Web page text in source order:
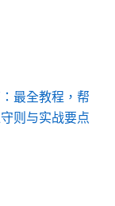
最全教程，帮
则与实战要点